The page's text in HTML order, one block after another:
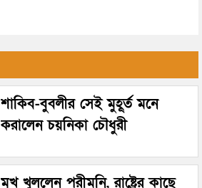
শাকিব-বুবলীর সেই মুহূর্ত মনে
করালেন চয়নিকা চৌধুরী
মুখ খুললেন পরীমনি, রাষ্ট্রের কাছে